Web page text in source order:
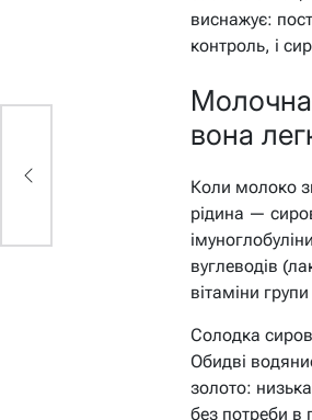
виснажує:
контроль, і
Молочна
вона
Коли молоко
рідина —
вуглеводів
вітаміни
Солодка
Обидві
золото:
без потреби в